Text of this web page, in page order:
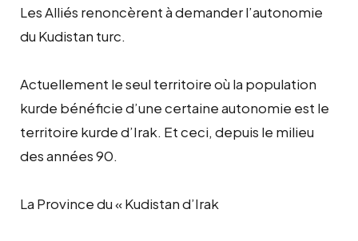
Les Alliés renoncèrent à demander l’autonomie
du Kudistan turc.
Actuellement le seul territoire où la population
kurde bénéficie d’une certaine autonomie est le
territoire kurde d’Irak. Et ceci, depuis le milieu
des années 90.
La Province du « Kudistan d’Irak